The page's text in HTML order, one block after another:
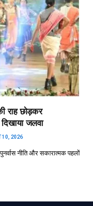
राह छोड़कर
जलवा
10, 2026
नीति और सकारात्मक पहलों